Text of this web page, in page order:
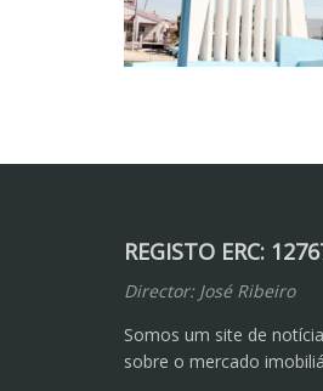
REGISTO ERC:
Director: José Ribeiro
Somos um site de
sobre o mercado